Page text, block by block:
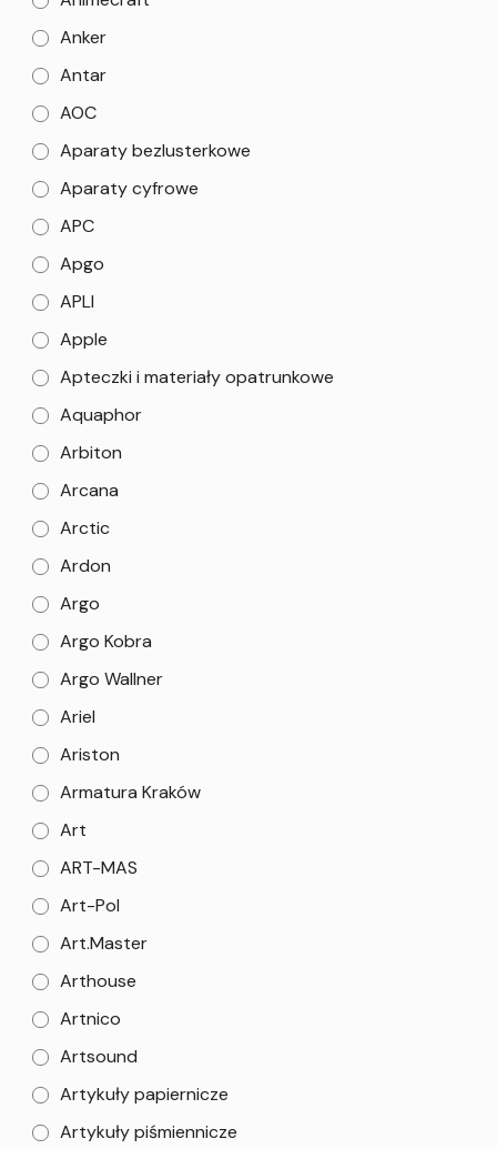
Anker
Antar
AOC
Aparaty bezlusterkowe
Aparaty cyfrowe
APC
Apgo
APLI
Apple
Apteczki i materiały opatrunkowe
Aquaphor
Arbiton
Arcana
Arctic
Ardon
Argo
Argo Kobra
Argo Wallner
Ariel
Ariston
Armatura Kraków
Art
ART-MAS
Art-Pol
Art.Master
Arthouse
Artnico
Artsound
Artykuły papiernicze
Artykuły piśmiennicze